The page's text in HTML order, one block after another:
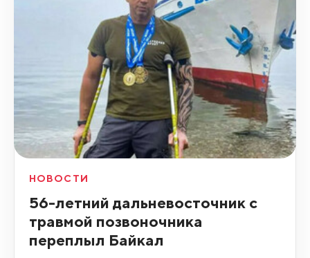
НОВОСТИ
56-летний дальневосточник с
травмой позвоночника
переплыл Байкал